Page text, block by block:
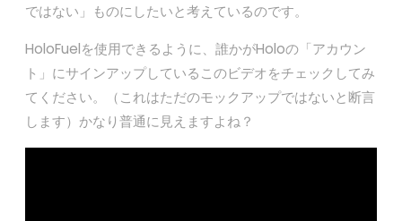
ではない」ものにしたいと考えているのです。
HoloFuelを使用できるように、誰かがHoloの「アカウン
ト」にサインアップしているこのビデオをチェックしてみ
てください。（これはただのモックアップではないと断言
します）かなり普通に見えますよね？